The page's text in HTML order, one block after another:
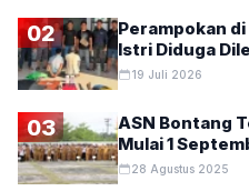
02
Perampokan
Istri Diduga
19 Juli 2026
03
ASN Bontang
Mulai 1
28 Agustus 2025